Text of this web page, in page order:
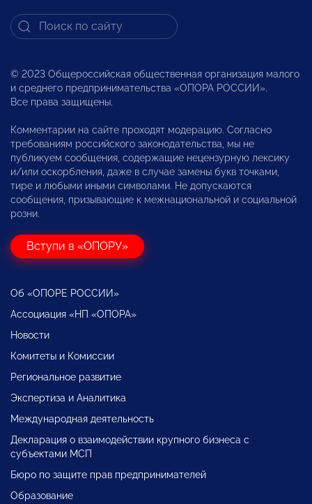
© 2023 Общероссийская общественная организация малого
и среднего предпринимательства «ОПОРА РОССИИ».
Все права защищены.
Комментарии на сайте проходят модерацию. Согласно
требованиям российского законодательства, мы не
публикуем сообщения, содержащие нецензурную лексику
и/или оскорбления, даже в случае замены букв точками,
тире и любыми иными символами. Не допускаются
сообщения, призывающие к межнациональной и социальной
розни.
Вступи в «ОПОРУ»
Об «ОПОРЕ РОССИИ»
Ассоциация «НП «ОПОРА»
Новости
Комитеты и Комиссии
Региональное развитие
Экспертиза и Аналитика
Международная деятельность
Декларация о взаимодействии крупного бизнеса с
субъектами МСП
Бюро по защите прав предпринимателей
Образование